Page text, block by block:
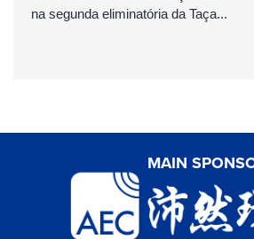
na segunda eliminatória da Taça...
MAIN